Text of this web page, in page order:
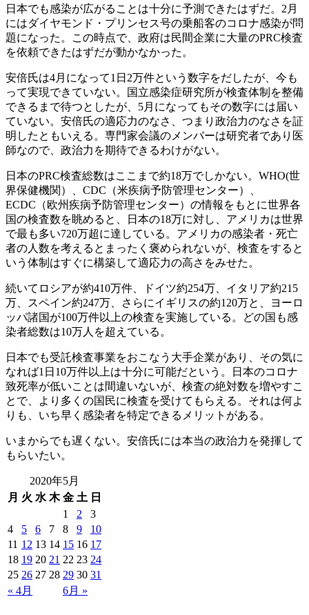
日本でも感染が広がることは十分に予測できたはずだ。2月
にはダイヤモンド・プリンセス号の乗船客のコロナ感染が問
題になった。この時点で、政府は民間企業に大量のPRC検査
を依頼できたはずだが動かなかった。
安倍氏は4月になって1日2万件という数字をだしたが、今も
って実現できていない。国立感染症研究所が検査体制を整備
できるまで待つとしたが、5月になってもその数字には届い
ていない。安倍氏の適応力のなさ、つまり政治力のなさを証
明したともいえる。専門家会議のメンバーは研究者であり医
師なので、政治力を期待できるわけがない。
日本のPRC検査総数はここまで約18万でしかない。WHO(世
界保健機関）、CDC（米疾病予防管理センター）、
ECDC（欧州疾病予防管理センター）の情報をもとに世界各
国の検査数を眺めると、日本の18万に対し、アメリカは世界
で最も多い720万超に達している。アメリカの感染者・死亡
者の人数を考えるとまったく褒められないが、検査をすると
いう体制はすぐに構築して適応力の高さをみせた。
続いてロシアが約410万件、ドイツ約254万、イタリア約215
万、スペイン約247万、さらにイギリスの約120万と、ヨーロ
ッパ諸国が100万件以上の検査を実施している。どの国も感
染者総数は10万人を超えている。
日本でも受託検査事業をおこなう大手企業があり、その気に
なれば1日10万件以上は十分に可能だという。日本のコロナ
致死率が低いことは間違いないが、検査の絶対数を増やすこ
とで、より多くの国民に検査を受けてもらえる。それは何よ
りも、いち早く感染者を特定できるメリットがある。
いまからでも遅くない。安倍氏には本当の政治力を発揮して
もらいたい。
2020年5月
月 火 水 木 金 土 日
« 4月 6月 »
1 2
3
4
5 6 7 8 9
10
11 12 13 14 15 16 17
18 19 20 21 22 23 24
25 26 27 28 29 30 31